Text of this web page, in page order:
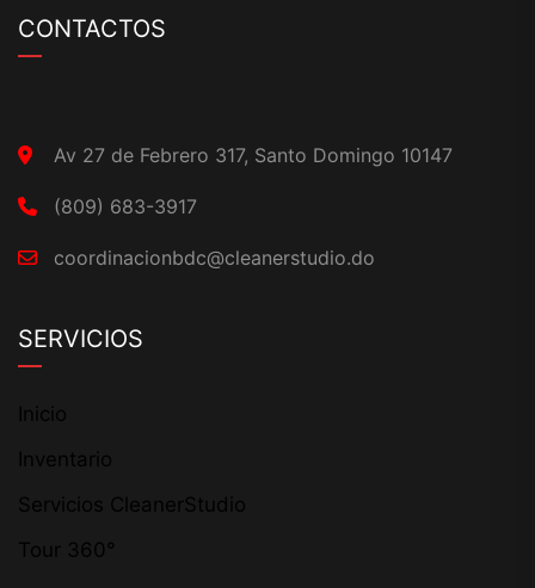
CONTACTOS
Av 27 de Febrero 317, Santo Domingo 10147
(809) 683-3917
coordinacionbdc@cleanerstudio.do
SERVICIOS
Inicio
Inventario
Servicios CleanerStudio
Tour 360°